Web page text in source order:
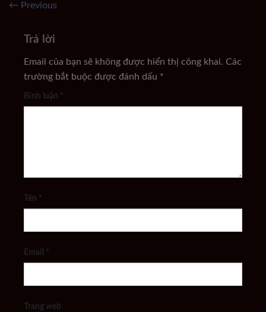
← Previous
Trả lời
Email của bạn sẽ không được hiển thị công khai. Các
trường bắt buộc được đánh dấu *
Bình luận *
Tên *
Email *
Trang web